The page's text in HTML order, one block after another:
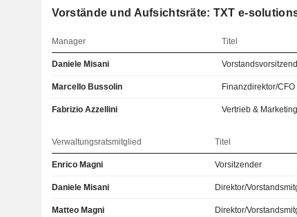
Vorstände und Aufsichtsräte: TXT e-
Manager Titel
Daniele Misani
Marcello Bussolin Finanzdirektor/CFO
Fabrizio Azzellini Vertrieb & Marketing
Verwaltungsratsmitglied Titel
Enrico Magni Vorsitzender
Daniele Misani Direktor/
Matteo Magni Direktor/